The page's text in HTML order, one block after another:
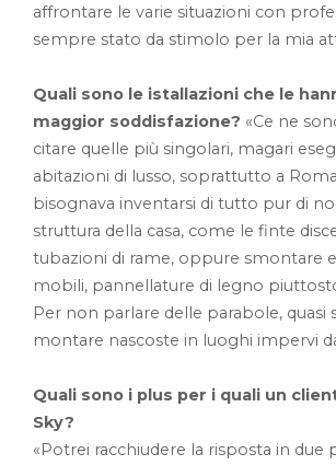
affrontare le varie situazioni con
sempre stato da stimolo per la mia
Quali sono le istallazioni che le
maggior soddisfazione? «Ce ne
citare quelle più singolari, magari
abitazioni di lusso, soprattutto a
bisognava inventarsi di tutto pur di
struttura della casa, come le finte
tubazioni di rame, oppure smontare
mobili, pannellature di legno
Per non parlare delle parabole, quasi
montare nascoste in luoghi impervi
Quali sono i plus per i quali un
Sky?
«Potrei racchiudere la risposta in due